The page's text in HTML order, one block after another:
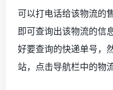
可以打电话给该物流的
即可查询出该物流的信
好要查询的快递单号，
站，点击导航栏中的物